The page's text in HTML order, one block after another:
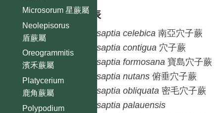
Microsorum 星蕨屬
Neolepisorus
盾蕨屬
Oreogrammitis
濱禾蕨屬
Platycerium
鹿角蕨屬
Polypodium
種列表
Prosaptia celebica 南亞穴子蕨
Prosaptia contigua 穴子蕨
Prosaptia formosana 寶島穴子蕨
Prosaptia nutans 俯垂穴子蕨
Prosaptia obliquata 密毛穴子蕨
Prosaptia palauensis